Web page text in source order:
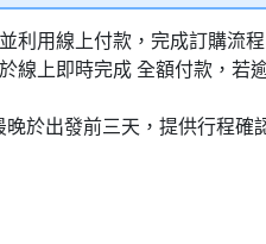
用線上付款，完成訂購流
上即時完成 全額付款，若
於出發前三天，提供行程確